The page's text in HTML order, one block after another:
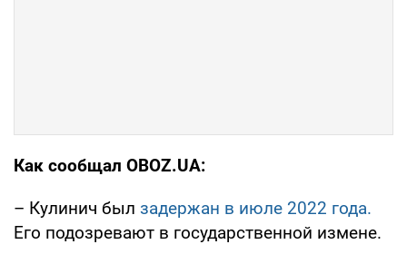
Как сообщал OBOZ.UA:
– Кулинич был задержан в июле 2022 года.
Его подозревают в государственной измене.